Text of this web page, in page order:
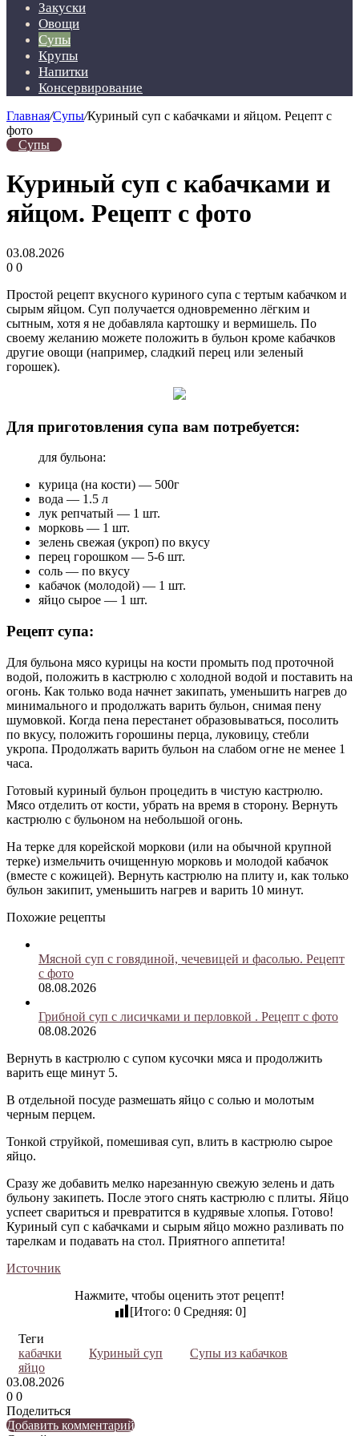
Закуски
Овощи
Супы
Крупы
Напитки
Консервирование
Главная/Супы/Куриный суп с кабачками и яйцом. Рецепт с
фото
Супы
Куриный суп с кабачками и
яйцом. Рецепт с фото
03.08.2026
0 0
Простой рецепт вкусного куриного супа с тертым кабачком и
сырым яйцом. Суп получается одновременно лёгким и
сытным, хотя я не добавляла картошку и вермишель. По
своему желанию можете положить в бульон кроме кабачков
другие овощи (например, сладкий перец или зеленый
горошек).
Для приготовления супа вам потребуется:
для бульона:
курица (на кости) — 500г
вода — 1.5 л
лук репчатый — 1 шт.
морковь — 1 шт.
зелень свежая (укроп) по вкусу
перец горошком — 5-6 шт.
соль — по вкусу
кабачок (молодой) — 1 шт.
яйцо сырое — 1 шт.
Рецепт супа:
Для бульона мясо курицы на кости промыть под проточной
водой, положить в кастрюлю с холодной водой и поставить на
огонь. Как только вода начнет закипать, уменьшить нагрев до
минимального и продолжать варить бульон, снимая пену
шумовкой. Когда пена перестанет образовываться, посолить
по вкусу, положить горошины перца, луковицу, стебли
укропа. Продолжать варить бульон на слабом огне не менее 1
часа.
Готовый куриный бульон процедить в чистую кастрюлю.
Мясо отделить от кости, убрать на время в сторону. Вернуть
кастрюлю с бульоном на небольшой огонь.
На терке для корейской моркови (или на обычной крупной
терке) измельчить очищенную морковь и молодой кабачок
(вместе с кожицей). Вернуть кастрюлю на плиту и, как только
бульон закипит, уменьшить нагрев и варить 10 минут.
Похожие рецепты
Мясной суп с говядиной, чечевицей и фасолью. Рецепт
с фото
08.08.2026
Грибной суп с лисичками и перловкой . Рецепт с фото
08.08.2026
Вернуть в кастрюлю с супом кусочки мяса и продолжить
варить еще минут 5.
В отдельной посуде размешать яйцо с солью и молотым
черным перцем.
Тонкой струйкой, помешивая суп, влить в кастрюлю сырое
яйцо.
Сразу же добавить мелко нарезанную свежую зелень и дать
бульону закипеть. После этого снять кастрюлю с плиты. Яйцо
успеет свариться и превратится в кудрявые хлопья. Готово!
Куриный суп с кабачками и сырым яйцо можно разливать по
тарелкам и подавать на стол. Приятного аппетита!
Источник
Нажмите, чтобы оценить этот рецепт!
[Итого: 0Средняя: 0]
Теги
кабачки
Куриный суп
Супы из кабачков
яйцо
03.08.2026
0 0
Поделиться
Twitter
LinkedIn
Tumblr
Reddit
Вконтакте
Одноклассники
Skype
Messenger
Messenger
WhatsApp
Telegram
Viber
Line
Поделиться
Печатать
Добавить комментарий